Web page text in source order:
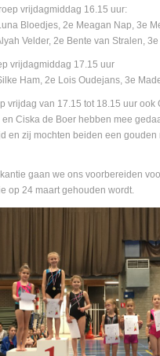
vrijdagmiddag 16.15 uur:
Bloedjes, 2e Meagan Nap, 3e
Velder, 2e Bente van Stralen,
vrijdagmiddag 17.15 uur
Ham, 2e Lois Oudejans, 3e
vrijdag van 17.15 tot 18.15 uur ook
Ciska de Boer hebben mee
en zij mochten beiden een
gaan we ons voorbereiden
op 24 maart gehouden wordt.